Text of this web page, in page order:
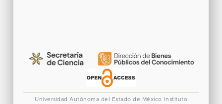
Universidad Autónoma del Estado de México
Instituto